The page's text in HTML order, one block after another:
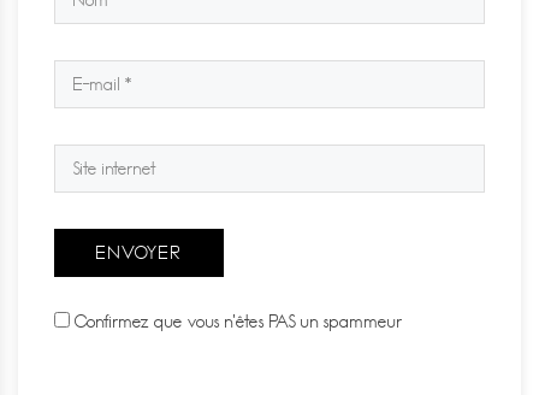
Confirmez que vous n'êtes PAS un spammeur